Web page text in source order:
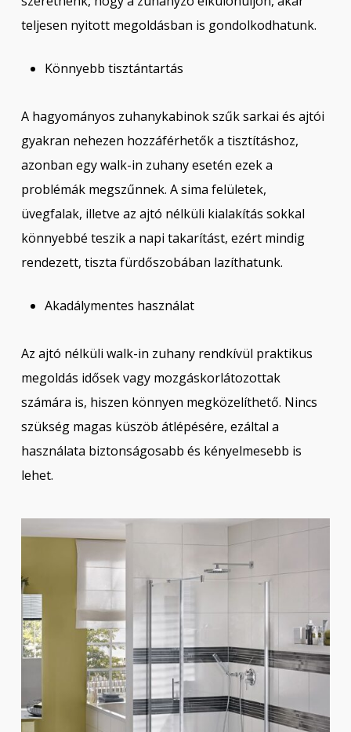
teljesen nyitott megoldásban is gondolkodhatunk.
Könnyebb tisztántartás
A hagyományos zuhanykabinok szűk sarkai és ajtói
gyakran nehezen hozzáférhetők a tisztításhoz,
azonban egy walk-in zuhany esetén ezek a
problémák megszűnnek. A sima felületek,
üvegfalak, illetve az ajtó nélküli kialakítás sokkal
könnyebbé teszik a napi takarítást, ezért mindig
rendezett, tiszta fürdőszobában lazíthatunk.
Akadálymentes használat
Az ajtó nélküli walk-in zuhany rendkívül praktikus
megoldás idősek vagy mozgáskorlátozottak
számára is, hiszen könnyen megközelíthető. Nincs
szükség magas küszöb átlépésére, ezáltal a
használata biztonságosabb és kényelmesebb is
lehet.